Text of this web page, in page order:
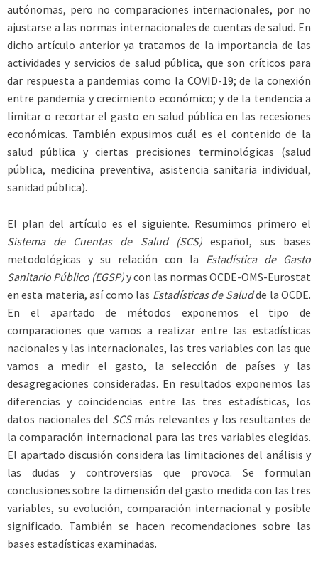
autónomas, pero no comparaciones internacionales, por no
ajustarse a las normas internacionales de cuentas de salud. En
dicho artículo anterior ya tratamos de la importancia de las
actividades y servicios de salud pública, que son críticos para
dar respuesta a pandemias como la COVID-19; de la conexión
entre pandemia y crecimiento económico; y de la tendencia a
limitar o recortar el gasto en salud pública en las recesiones
económicas. También expusimos cuál es el contenido de la
salud pública y ciertas precisiones terminológicas (salud
pública, medicina preventiva, asistencia sanitaria individual,
sanidad pública).
El plan del artículo es el siguiente. Resumimos primero el
Sistema de Cuentas de Salud (SCS)español, sus bases
metodológicas y su relación con la Estadística de Gasto
Sanitario Público (EGSP)y con las normas OCDE-OMS-Eurostat
en esta materia, así como las Estadísticas de Saludde la OCDE.
En el apartado de métodos exponemos el tipo de
comparaciones que vamos a realizar entre las estadísticas
nacionales y las internacionales, las tres variables con las que
vamos a medir el gasto, la selección de países y las
desagregaciones consideradas. En resultados exponemos las
diferencias y coincidencias entre las tres estadísticas, los
datos nacionales del SCSmás relevantes y los resultantes de
la comparación internacional para las tres variables elegidas.
El apartado discusión considera las limitaciones del análisis y
las dudas y controversias que provoca. Se formulan
conclusiones sobre la dimensión del gasto medida con las tres
variables, su evolución, comparación internacional y posible
significado. También se hacen recomendaciones sobre las
bases estadísticas examinadas.